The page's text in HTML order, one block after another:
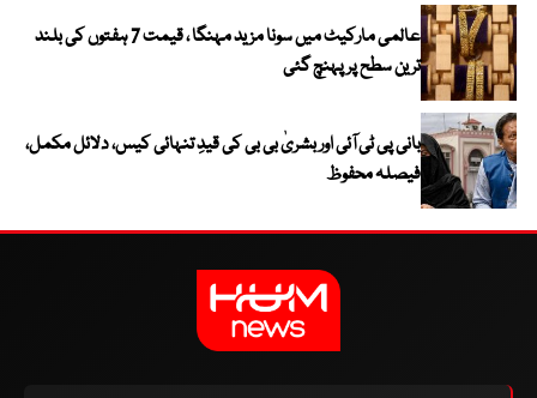
عالمی مارکیٹ میں سونا مزید مہنگا ، قیمت 7 ہفتوں کی بلند
ترین سطح پر پہنچ گئی
بانی پی ٹی آئی اور بشریٰ بی بی کی قیدِ تنہائی کیس، دلائل مکمل،
فیصلہ محفوظ